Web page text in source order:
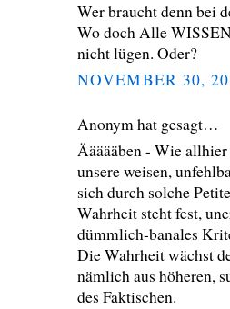
Wer braucht denn bei
Wo doch Alle
nicht lügen. Oder?
NOVEMBER 30,
Anonym hat gesagt…
Äääääben - Wie
unsere weisen,
sich durch solche
Wahrheit steht fest,
dümmlich-banales
Die Wahrheit wächst
nämlich aus höheren,
des Faktischen.